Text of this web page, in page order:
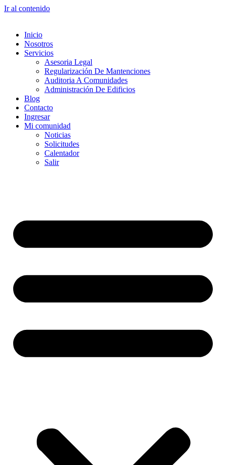
Ir al contenido
Inicio
Nosotros
Servicios
Asesoria Legal
Regularización De Mantenciones
Auditoria A Comunidades
Administración De Edificios
Blog
Contacto
Ingresar
Mi comunidad
Noticias
Solicitudes
Calentador
Salir